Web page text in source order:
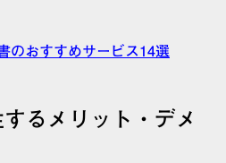
のおすすめサービス14選
るメリット・デメ